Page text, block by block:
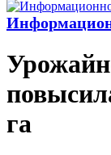
га